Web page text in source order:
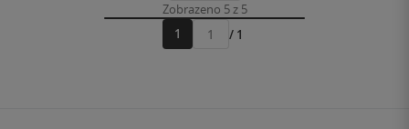
Zobrazeno 5 z 5
1
Přejít
/ 1